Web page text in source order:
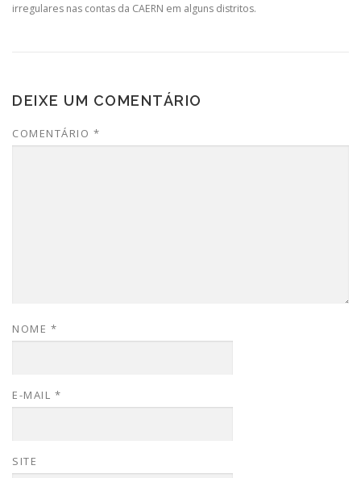
irregulares nas contas da CAERN em alguns distritos.
DEIXE UM COMENTÁRIO
COMENTÁRIO *
NOME *
E-MAIL *
SITE